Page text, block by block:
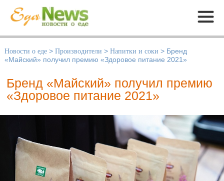
Меню
Новости о еде > Производители > Напитки и соки > Бренд
«Майский» получил премию «Здоровое питание 2021»
Бренд «Майский» получил премию
«Здоровое питание 2021»